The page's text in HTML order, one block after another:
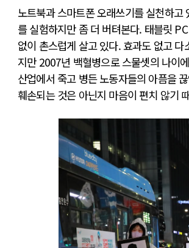
노트북과 스마트폰 오래쓰기를 실천하
를 실험하지만 좀 더 버텨본다. 태블릿
없이 촌스럽게 살고 있다. 효과도 없고
지만 2007년 백혈병으로 스물셋의 나이
산업에서 죽고 병든 노동자들의 아픔을
훼손되는 것은 아닌지 마음이 편치 않기